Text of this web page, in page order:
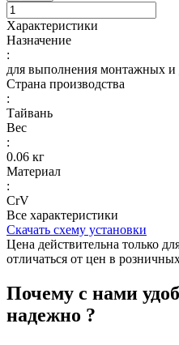
Характеристики
Назначение
:
для выполнения монтажных
Страна производства
:
Тайвань
Вес
:
0.06 кг
Материал
:
CrV
Все характеристики
Скачать схему установки
Цена действительна только
отличаться от цен в
Почему с нами
надежно ?